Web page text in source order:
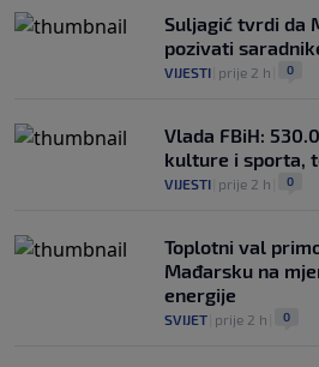
Suljagić tvrdi da
pozivati
VIJESTI prije 2 h 0
Vlada FBiH:
kulture i sporta,
VIJESTI prije 2 h 0
Toplotni val
Mađarsku na
energije
SVIJET prije 2 h 0